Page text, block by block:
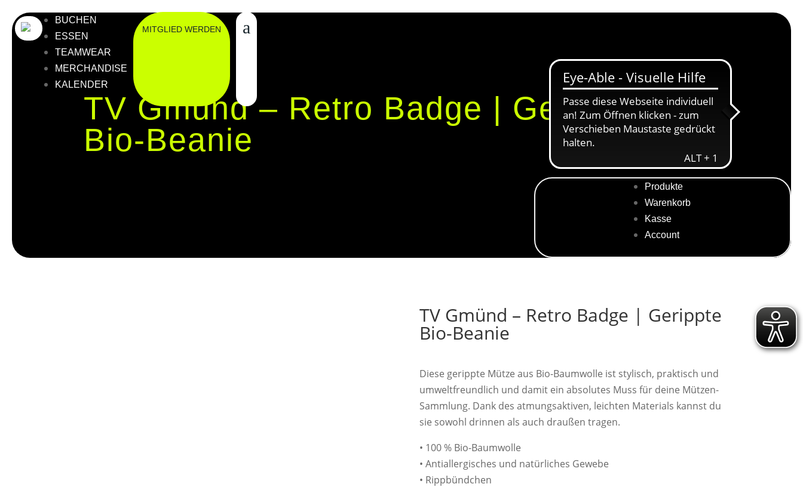
BUCHEN
ESSEN
TEAMWEAR
MERCHANDISE
KALENDER
MITGLIED WERDEN
TV Gmünd – Retro Badge | Gerippte
Bio-Beanie
Produkte
Warenkorb
Kasse
Account
TV Gmünd – Retro Badge | Gerippte
Bio-Beanie
Diese gerippte Mütze aus Bio-Baumwolle ist stylisch, praktisch und
umweltfreundlich und damit ein absolutes Muss für deine Mützen-
Sammlung. Dank des atmungsaktiven, leichten Materials kannst du
sie sowohl drinnen als auch draußen tragen.
• 100 % Bio-Baumwolle
• Antiallergisches und natürliches Gewebe
• Rippbündchen